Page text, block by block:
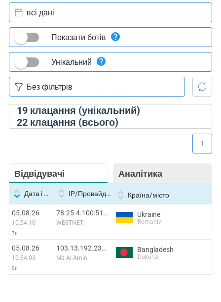
19клацання (унікальний)
22клацання (всього)
всі дані
Показати ботів
Унікальний
Відвідувачі Аналітика
1
Дата і час IP/Провайдер Країна/місто
05.08.26
10:54:10
7s
78.25.4.100:51524
WESTNET
Ukraine
Romaniv
05.08.26
10:54:03
0s
103.13.192.230:35210
Md Al Amin
Bangladesh
Dukuria